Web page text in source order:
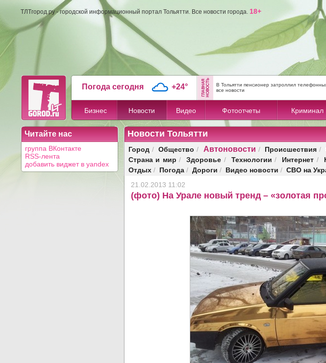
ТЛТгород.ру - городской информационный портал Тольятти. Все новости города. 18+
Погода сегодня +24°
В Тольятти пенсионер затроллил
все новости
Бизнес Новости Видео Фотоотчеты Криминал
Читайте нас
группа ВКонтакте
RSS-лента
добавить виджет в yandex
Новости Тольятти
Город / Общество / Автоновости / Происшествия /
Страна и мир / Здоровье / Технологии / Интернет /
Отдых / Погода / Дороги / Видео новости / СВО на
21.02.2013 11:02
(фото) На Урале новый тренд – «золотая